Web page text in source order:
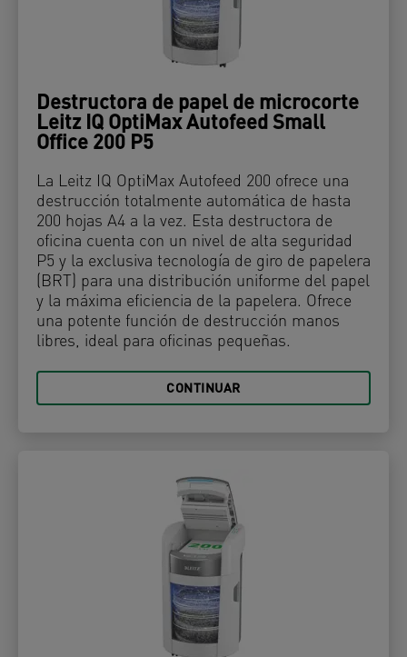
Destructora de papel de microcorte
Leitz IQ OptiMax Autofeed Small
Office 200 P5
La Leitz IQ OptiMax Autofeed 200 ofrece una
destrucción totalmente automática de hasta
200 hojas A4 a la vez. Esta destructora de
oficina cuenta con un nivel de alta seguridad
P5 y la exclusiva tecnología de giro de papelera
(BRT) para una distribución uniforme del papel
y la máxima eficiencia de la papelera. Ofrece
una potente función de destrucción manos
libres, ideal para oficinas pequeñas.
CONTINUAR